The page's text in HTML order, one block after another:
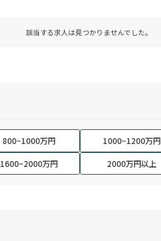
該当する求人は見つかりませんでした。
800~1000万円 1000~1200万円
1600~2000万円 2000万円以上